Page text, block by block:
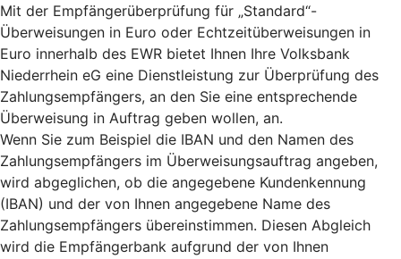
Mit der Empfängerüberprüfung für „Standard“-
Überweisungen in Euro oder Echtzeitüberweisungen in
Euro innerhalb des EWR bietet Ihnen Ihre Volksbank
Niederrhein eG eine Dienstleistung zur Überprüfung des
Zahlungsempfängers, an den Sie eine entsprechende
Überweisung in Auftrag geben wollen, an.
Wenn Sie zum Beispiel die IBAN und den Namen des
Zahlungsempfängers im Überweisungsauftrag angeben,
wird abgeglichen, ob die angegebene Kundenkennung
(IBAN) und der von Ihnen angegebene Name des
Zahlungsempfängers übereinstimmen. Diesen Abgleich
wird die Empfängerbank aufgrund der von Ihnen